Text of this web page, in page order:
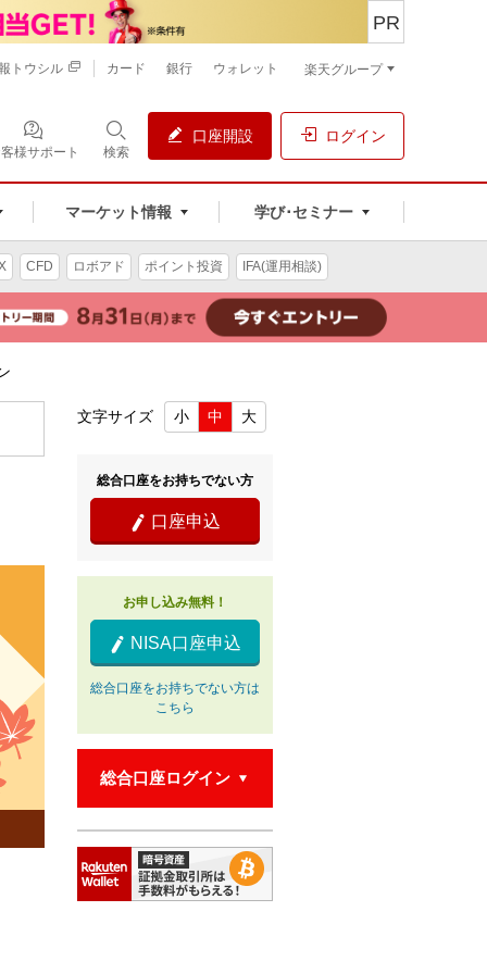
様サポート 検索
口座開設 ログイン
マーケット情報 学び･セミナー
PR
トウシル カード 銀行 ウォレット 楽天グループ
CFD ロボアド ポイント投資 IFA(運用相談)
文字サイズ 小 中 大
総合口座をお持ちでない方
 口座申込
お申し込み無料！
 NISA口座申込
総合口座をお持ちでない方は
こちら
総合口座ログイン